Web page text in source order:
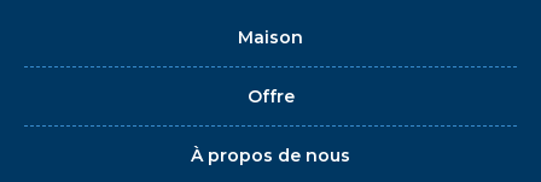
Maison
Offre
À propos de nous